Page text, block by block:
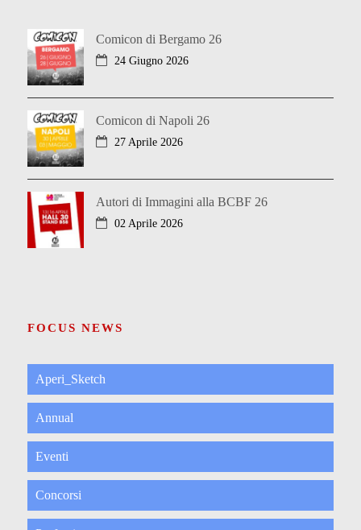
Comicon di Bergamo 26
24 Giugno 2026
Comicon di Napoli 26
27 Aprile 2026
Autori di Immagini alla BCBF 26
02 Aprile 2026
FOCUS NEWS
Aperi_Sketch
Annual
Eventi
Concorsi